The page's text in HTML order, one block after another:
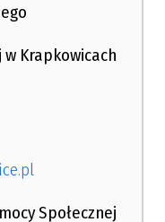
w Krapkowicach
Społecznej